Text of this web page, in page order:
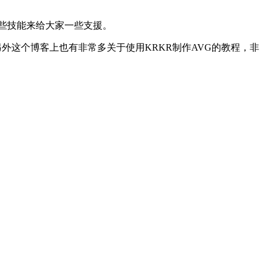
能来给大家一些支援。
这个博客上也有非常多关于使用KRKR制作AVG的教程，非